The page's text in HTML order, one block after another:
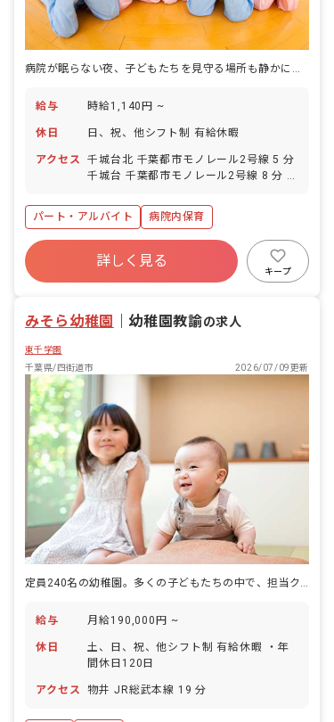
病院が眠らない夜、子どもたちを見守る場所も静かに動いている。
給与 時給1,140円 ~
休日 日、祝、他シフト制 有給休暇
アクセス
千城台北 千葉都市モノレール2号線 5 分
千城台 千葉都市モノレール2号線 8 分 小
木（千葉） 千葉都市モノレール2号線 29
分
パート・アルバイト 病院内保育
詳しく見る
キープ
みそら幼稚園 ｜幼稚園教諭の求人
東千学園
千葉県/四街道市
2026/07/09更新
定員240名の幼稚園。多くの子どもたちの中で、担当クラスの育ちを丁寧に見つめます。
給与 月給190,000円 ~
休日
土、日、祝、他シフト制 有給休暇 ・年
間休日120日
アクセス 物井 JR総武本線 19 分